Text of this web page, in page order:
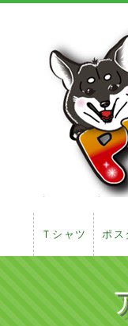
Ｔシャツ ポス